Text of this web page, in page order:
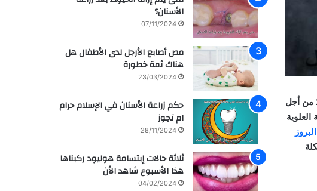
مراجع من السودان يعيش و متجنس في السويد سمع عن مركزنا منذ زمن عن طريق أحد الأصدقاء وراجعنا في عام 2017 من أجل
البروز
الأسنان؟
07/11/2024
مص أصابع الأرجل لدى الأطفال هل
هناك ثمة خطورة
23/03/2024
حكم زراعة الأسنان في الإسلام حرام
ام تجوز
28/11/2024
ثلاثة حالات إبتسامة هوليود ركبناها
هذا الأسبوع شاهد الأن
04/02/2024